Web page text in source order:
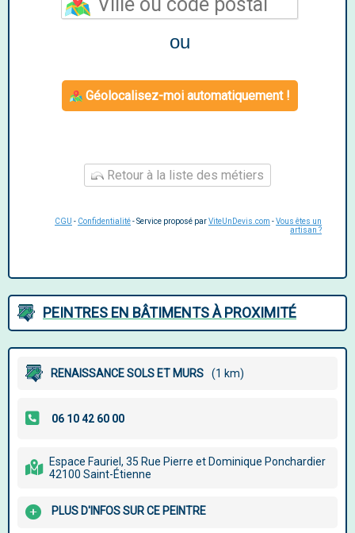
ou
Géolocalisez-moi automatiquement !
Retour à la liste des métiers
CGU - Confidentialité- Service proposé parViteUnDevis.com -Vous êtes un
artisan ?
PEINTRES EN BÂTIMENTS À PROXIMITÉ
RENAISSANCE SOLS ET MURS (1 km)
Espace Fauriel, 35 Rue Pierre et Dominique Ponchardier
42100 Saint-Étienne
PLUS D'INFOS SUR CE PEINTRE